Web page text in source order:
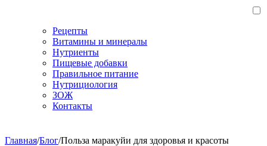
Рецепты
Витамины и минералы
Нутриенты
Пищевые добавки
Правильное питание
Нутрициология
ЗОЖ
Контакты
Главная/Блог/Польза маракуйи для здоровья и красоты